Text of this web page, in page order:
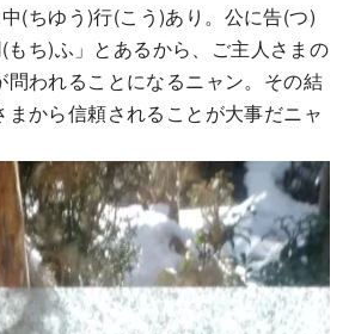
(ちゆう)行(こう)あり。公に告(つ)
もち)ふ」とあるから、ご主人さまの
問われることになるニャン。その結
から信頼されることが大事だニャ